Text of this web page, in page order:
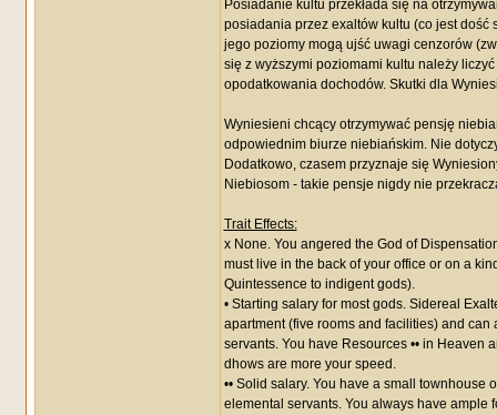
Posiadanie kultu przekłada się na
posiadania przez exaltów kultu (co jest
jego poziomy mogą ujść uwagi cenzorów
się z wyższymi poziomami kultu należy
opodatkowania dochodów. Skutki dla
Wyniesieni chcący otrzymywać pensję
odpowiednim biurze niebiańskim. Nie
Dodatkowo, czasem przyznaje się
Niebiosom - takie pensje nigdy nie
Trait Effects:
x None. You angered the God of
must live in the back of your office or on a
Quintessence to indigent gods).
• Starting salary for most gods. Sidereal
apartment (five rooms and facilities) and
servants. You have Resources •• in Heaven
dhows are more your speed.
•• Solid salary. You have a small
elemental servants. You always have ample